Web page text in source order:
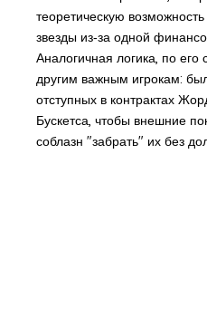
теоретическую
звезды из‑за одной
Аналогичная логика, по
другим важным игрокам:
отступных в контрактах
Бускетса, чтобы внешние
соблазн "забрать" их без